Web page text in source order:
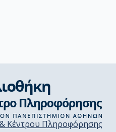
Κέντρου Πληροφόρησης